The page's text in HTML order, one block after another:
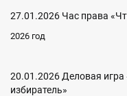
27.01.2026 Час права
2026 год
20.01.2026 Деловая игра
избиратель»